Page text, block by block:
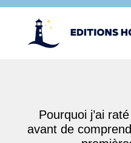
Pourquoi j’ai
avant de